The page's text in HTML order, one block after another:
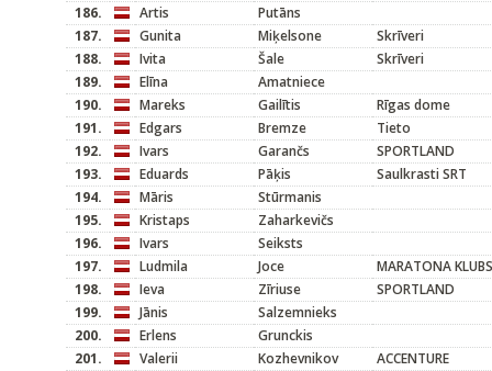
186.
Artis
Putāns
187.
Gunita Miķelsone
Skrīveri
188.
Ivita Šale
Skrīveri
189.
Elīna
Amatniece
190.
Mareks Gailītis
Rīgas dome
191.
Edgars Bremze
Tieto
192.
Ivars Garančs
SPORTLAND
193.
Eduards Pāķis
Saulkrasti SRT
194.
Māris
Stūrmanis
195.
Kristaps
Zaharkevičs
196.
Ivars
Seiksts
197.
Ludmila Joce
MARATONA KLUBS
198.
Ieva Zīriuse
SPORTLAND
199.
Jānis
Salzemnieks
200.
Erlens
Grunckis
201.
Valerii Kozhevnikov
ACCENTURE